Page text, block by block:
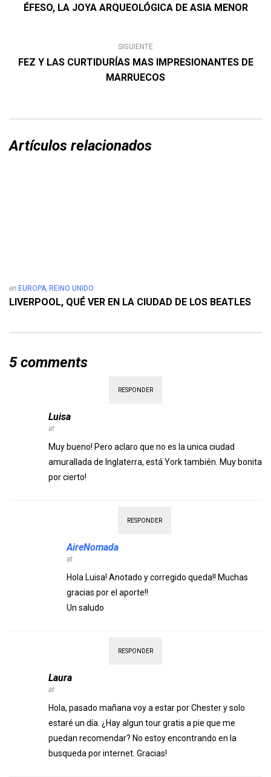
ÉFESO, LA JOYA ARQUEOLÓGICA DE ASIA MENOR
SIGUIENTE
FEZ Y LAS CURTIDURÍAS MAS IMPRESIONANTES DE
MARRUECOS
Artículos relacionados
en EUROPA, REINO UNIDO
LIVERPOOL, QUÉ VER EN LA CIUDAD DE LOS BEATLES
5 comments
RESPONDER
Luisa
at
Muy bueno! Pero aclaro que no es la unica ciudad
amurallada de Inglaterra, está York también. Muy bonita
por cierto!
RESPONDER
AireNomada
at
Hola Luisa! Anotado y corregido queda!! Muchas
gracias por el aporte!!
Un saludo
RESPONDER
Laura
at
Hola, pasado mañana voy a estar por Chester y solo
estaré un día. ¿Hay algun tour gratis a pie que me
puedan recomendar? No estoy encontrando en la
busqueda por internet. Gracias!